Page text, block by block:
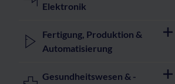
Elektronik
Fertigung, Produktion &
Automatisierung
Gesundheitswesen & -